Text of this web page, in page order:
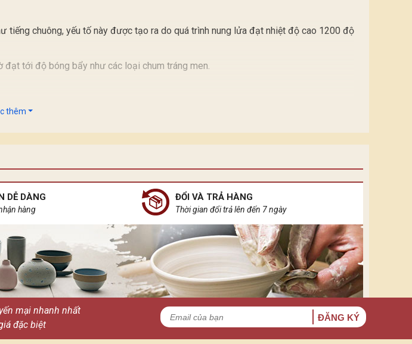
tiếng chuông, yếu tố này được tạo ra do quá trình nung lửa đạt nhiệt độ cao 1200 độ
tới độ bóng bẩy như các loại chum tráng men.
chum đều không giống nhau.
thêm
DỄ DÀNG
hàng
ĐỔI VÀ TRẢ HÀNG
Thời gian đổi trả lên đến 7 ngày
mại nhanh nhất
đặc biệt
ĐĂNG KÝ